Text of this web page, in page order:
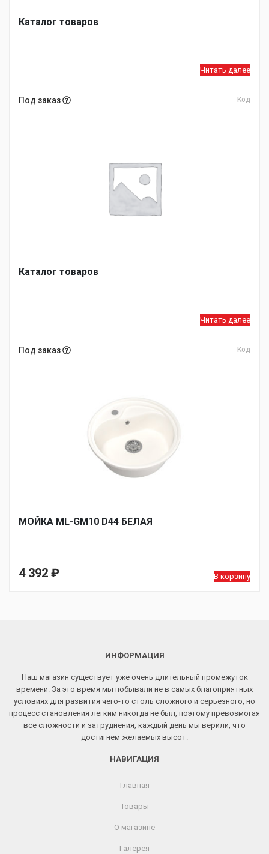
Каталог товаров
Читать далее
Под заказ Код
Каталог товаров
Читать далее
Под заказ Код
МОЙКA ML-GM10 D44 БЕЛАЯ
4 392 ₽ В корзину
ИНФОРМАЦИЯ
Наш магазин существует уже очень длительный промежуток
времени. За это время мы побывали не в самых благоприятных
условиях для развития чего-то столь сложного и серьезного, но
процесс становления легким никогда не был, поэтому превозмогая
все сложности и затруднения, каждый день мы верили, что
достигнем желаемых высот.
НАВИГАЦИЯ
Главная
Товары
О магазине
Галерея